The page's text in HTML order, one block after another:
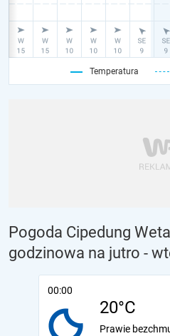
Temperatura
Pogoda Cipedung
godzinowa na jutro -
00:00
20°C
Prawie